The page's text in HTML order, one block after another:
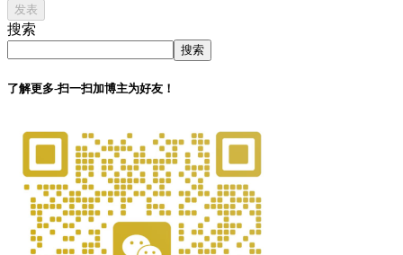
搜索
搜索
了解更多-扫一扫加博主为好友！